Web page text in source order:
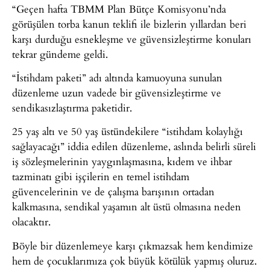
“Geçen hafta TBMM Plan Bütçe Komisyonu’nda
görüşülen torba kanun teklifi ile bizlerin yıllardan beri
karşı durduğu esnekleşme ve güvensizleştirme konuları
tekrar gündeme geldi.
“İstihdam paketi” adı altında kamuoyuna sunulan
düzenleme uzun vadede bir güvensizleştirme ve
sendikasızlaştırma paketidir.
25 yaş altı ve 50 yaş üstündekilere “istihdam kolaylığı
sağlayacağı” iddia edilen düzenleme, aslında belirli süreli
iş sözleşmelerinin yaygınlaşmasına, kıdem ve ihbar
tazminatı gibi işçilerin en temel istihdam
güvencelerinin ve de çalışma barışının ortadan
kalkmasına, sendikal yaşamın alt üstü olmasına neden
olacaktır.
Böyle bir düzenlemeye karşı çıkmazsak hem kendimize
hem de çocuklarımıza çok büyük kötülük yapmış oluruz.